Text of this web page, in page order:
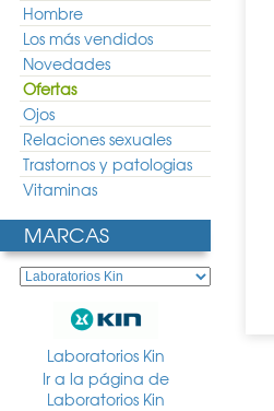
Hombre
Los más vendidos
Novedades
Ofertas
Ojos
Relaciones sexuales
Trastornos y patologias
Vitaminas
MARCAS
Laboratorios Kin
Ir a la página de
Laboratorios Kin
Pasta al
11.16 €